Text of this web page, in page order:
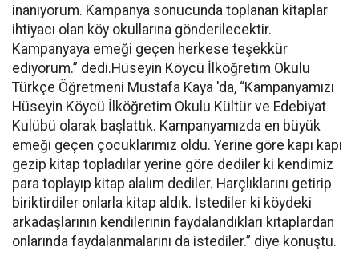
inanıyorum. Kampanya sonucunda toplanan kitaplar
ihtiyacı olan köy okullarına gönderilecektir.
Kampanyaya emeği geçen herkese teşekkür
ediyorum.” dedi.Hüseyin Köycü İlköğretim Okulu
Türkçe Öğretmeni Mustafa Kaya 'da, “Kampanyamızı
Hüseyin Köycü İlköğretim Okulu Kültür ve Edebiyat
Kulübü olarak başlattık. Kampanyamızda en büyük
emeği geçen çocuklarımız oldu. Yerine göre kapı kapı
gezip kitap topladılar yerine göre dediler ki kendimiz
para toplayıp kitap alalım dediler. Harçlıklarını getirip
biriktirdiler onlarla kitap aldık. İstediler ki köydeki
arkadaşlarının kendilerinin faydalandıkları kitaplardan
onlarında faydalanmalarını da istediler.” diye konuştu.